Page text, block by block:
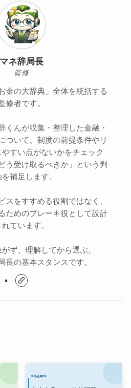
マネ辞局長
監修
金の大辞典」全体を統括する
修者です。
くんが収集・整理した金融・
ついて、制度の前提条件やリ
すい点がないかをチェック
う受け取るべきか」という判
を補足します。
スをすすめる役割ではなく、
ためのブレーキ役として設計
れています。
ず、理解してから選ぶ。
長の基本スタンスです。